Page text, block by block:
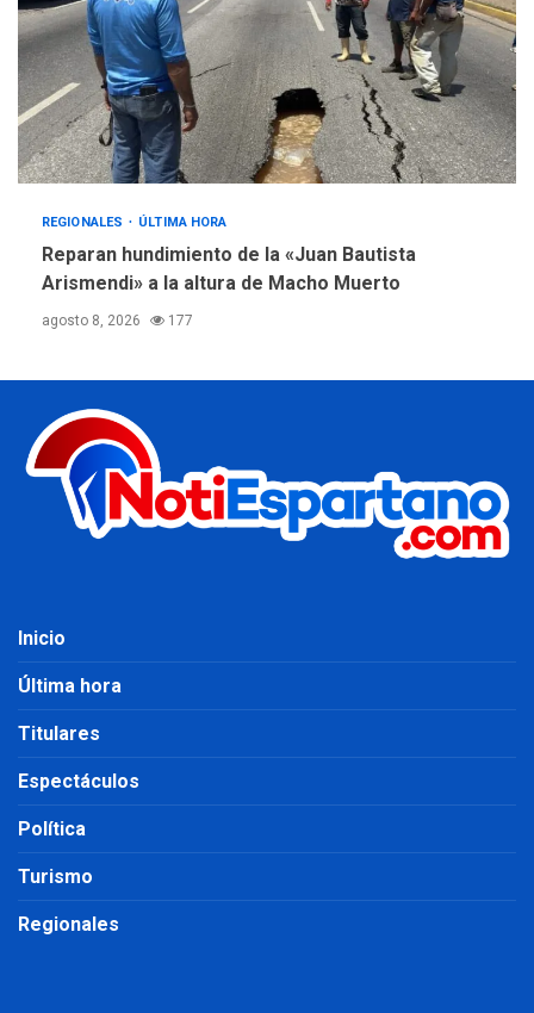
REGIONALES ÚLTIMA HORA
Reparan hundimiento de la «Juan Bautista
Arismendi» a la altura de Macho Muerto
agosto 8, 2026 177
Inicio
Última hora
Titulares
Espectáculos
Política
Turismo
Regionales